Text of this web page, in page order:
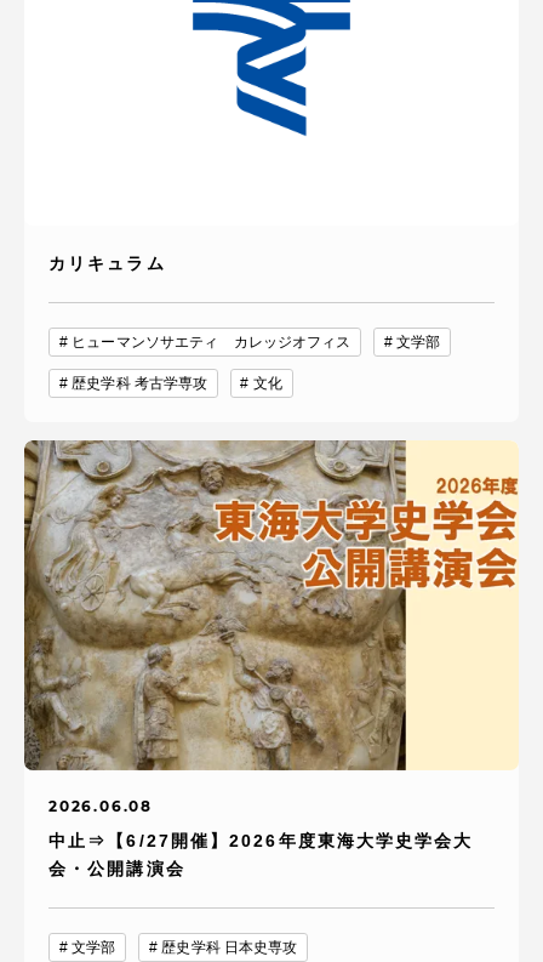
カリキュラム
ヒューマンソサエティ カレッジオフィス 文学部
歴史学科 考古学専攻 文化
2026.06.08
中止⇒【6/27開催】2026年度東海大学史学会大
会・公開講演会
文学部 歴史学科 日本史専攻